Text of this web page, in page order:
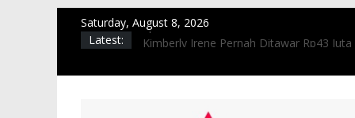
Saturday, August 8, 2026
Latest:
Episode Terbaru ‘Vincenzo’ Mencatat
Kimberly Irene Pernah Ditawar Rp43